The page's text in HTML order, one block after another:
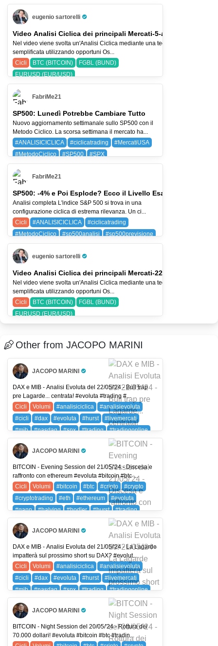
eugenio sartorelli
Pro Trader
Video Analisi Ciclica dei principali Mercati-5-ago-26
Nel video viene svolta un'Analisi Ciclica mediante una tecnica
semplificata utilizzando opportuni Os...
Cicli
BTC (BITCOIN)
FGBL (BUND)
EURUSD (EUR/USD)
FabriMe21
SP500: Lunedì Potrebbe Cambiare Tutto
Nuovo aggiornamento settimanale sullo SP500 con il
Metodo Ciclico. La scorsa settimana il mercato ha...
#ANALISICICLICA
#ciclicatrading
#MercatiUSA
#MetodoCiclico
#SP500
#SPX
BAYG (BAYER AG)
SPX (SP 500)
FabriMe21
SP500: -4% e Poi Esplode? Ecco il Livello Esatto
Analisi completa L'indice S&P 500 si trova in una
configurazione ciclica di estrema rilevanza. Un ci...
Cicli
#ANALISICICLICA
#ciclicatrading
#MetodoCiclico
#sp500analisi
#sp500previsione
SPX (SP 500)
eugenio sartorelli
Pro Trader
Video Analisi Ciclica dei principali Mercati-22-lug-26
Nel video viene svolta un'Analisi Ciclica mediante una tecnica
semplificata utilizzando opportuni Os...
Cicli
BTC (BITCOIN)
FGBL (BUND)
EURUSD (EUR/USD)
Other from JACOPO MARINI
JACOPO MARINI
Pro Trader
DAX e MIB - Analisi Evoluta del 22/05/'24 - Bull trap
pre Lagarde... centrata! #evoluta #trading #...
Cicli
Volumi #analisiciclica
#analisievoluta
#cicli
#dax #evoluta #hurst
#livemercati
#mib
#nasdaq #spx #trading
#tradingonline
FIB (FTSE MIB)
NDX (NASDAQ 100)
SPX (SP 500) SPXC (SPX)
JACOPO MARINI
Pro Trader
BITCOIN - Evening Session del 21/05/'24 - Discesa e
raffronto con ethereum #evoluta #bitcoin #btc ...
Cicli
Volumi #bitcoin #btc #cripto
#crypto
#cryptotrading
#eth #ethereum
#evoluta
#gann
#halving #hodler #hurst
#trading
BTC (BITCOIN)
ETH (ETHEREUM)
JACOPO MARINI
Pro Trader
DAX e MIB - Analisi Evoluta del 21/05/'24 - La Lagarde
impatterà sul prossimo short su DAX? #evolut...
Cicli
Volumi #analisiciclica
#analisievoluta
#cicli
#dax #evoluta #hurst
#livemercati
#mib
#nasdaq #spx #trading
#tradingonline
FIB (FTSE MIB)
NDX (NASDAQ 100)
SPX (SP 500) SPXC (SPX)
JACOPO MARINI
Pro Trader
BITCOIN - Night Session del 20/05/'24 - Rottura dei
70.000 dollari! #evoluta #bitcoin #btc #tradin...